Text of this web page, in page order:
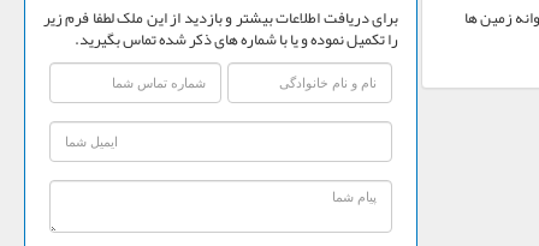
زمین ها برای دریافت اطلاعات بیشتر و بازدید از این ملک لطفا فرم زیر
را تکمیل نموده و یا با شماره های ذکر شده تماس بگیرید.